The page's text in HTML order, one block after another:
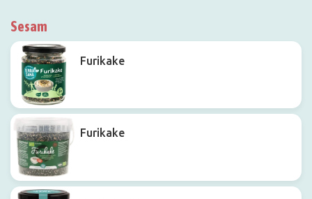
Sesam
Furikake
Furikake